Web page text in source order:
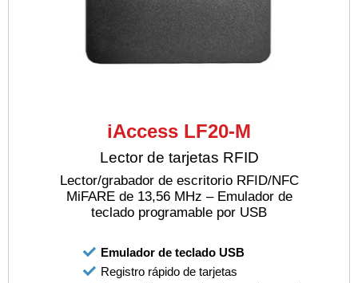
iAccess LF20-M
Lector de tarjetas RFID
Lector/grabador de escritorio RFID/NFC
MiFARE de 13,56 MHz – Emulador de
teclado programable por USB
Emulador de teclado USB
Registro rápido de tarjetas